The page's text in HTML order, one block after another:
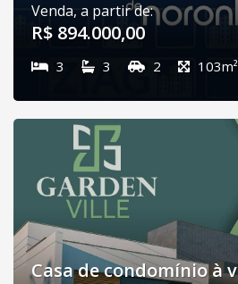
Venda, a partir de:
R$ 894.000,00
3 3 2 103m²
Casa de condomínio à